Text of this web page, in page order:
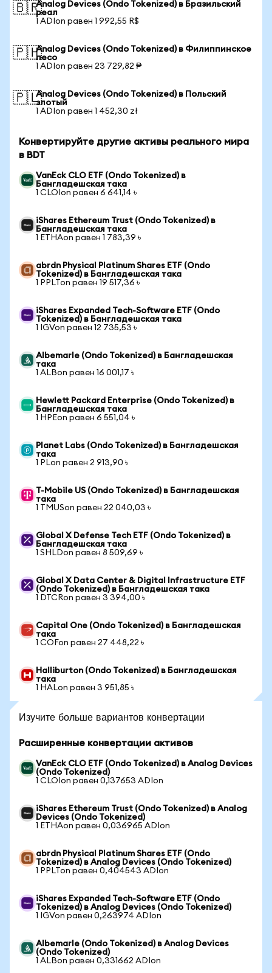
🇧🇷Analog Devices (Ondo Tokenized) в Бразильский
реал
1 ADIon равен 1 992,55 R$
🇵🇭Analog Devices (Ondo Tokenized) в Филиппинское
песо
1 ADIon равен 23 729,82 ₱
🇵🇱Analog Devices (Ondo Tokenized) в Польский
злотый
1 ADIon равен 1 452,30 zł
Конвертируйте другие активы реального мира
в BDT
VanEck CLO ETF (Ondo Tokenized) в
Бангладешская така
1 CLOIon равен 6 641,14 ৳
iShares Ethereum Trust (Ondo Tokenized) в
Бангладешская така
1 ETHAon равен 1 783,39 ৳
abrdn Physical Platinum Shares ETF (Ondo
Tokenized) в Бангладешская така
1 PPLTon равен 19 517,36 ৳
iShares Expanded Tech-Software ETF (Ondo
Tokenized) в Бангладешская така
1 IGVon равен 12 735,53 ৳
Albemarle (Ondo Tokenized) в Бангладешская
така
1 ALBon равен 16 001,17 ৳
Hewlett Packard Enterprise (Ondo Tokenized) в
Бангладешская така
1 HPEon равен 6 551,04 ৳
Planet Labs (Ondo Tokenized) в Бангладешская
така
1 PLon равен 2 913,90 ৳
T-Mobile US (Ondo Tokenized) в Бангладешская
така
1 TMUSon равен 22 040,03 ৳
Global X Defense Tech ETF (Ondo Tokenized) в
Бангладешская така
1 SHLDon равен 8 509,69 ৳
Global X Data Center & Digital Infrastructure ETF
(Ondo Tokenized) в Бангладешская така
1 DTCRon равен 3 394,00 ৳
Capital One (Ondo Tokenized) в Бангладешская
така
1 COFon равен 27 448,22 ৳
Halliburton (Ondo Tokenized) в Бангладешская
така
1 HALon равен 3 951,85 ৳
Изучите больше вариантов конвертации
Расширенные конвертации активов
VanEck CLO ETF (Ondo Tokenized) в Analog Devices
(Ondo Tokenized)
1 CLOIon равен 0,137653 ADIon
iShares Ethereum Trust (Ondo Tokenized) в Analog
Devices (Ondo Tokenized)
1 ETHAon равен 0,036965 ADIon
abrdn Physical Platinum Shares ETF (Ondo
Tokenized) в Analog Devices (Ondo Tokenized)
1 PPLTon равен 0,404543 ADIon
iShares Expanded Tech-Software ETF (Ondo
Tokenized) в Analog Devices (Ondo Tokenized)
1 IGVon равен 0,263974 ADIon
Albemarle (Ondo Tokenized) в Analog Devices
(Ondo Tokenized)
1 ALBon равен 0,331662 ADIon